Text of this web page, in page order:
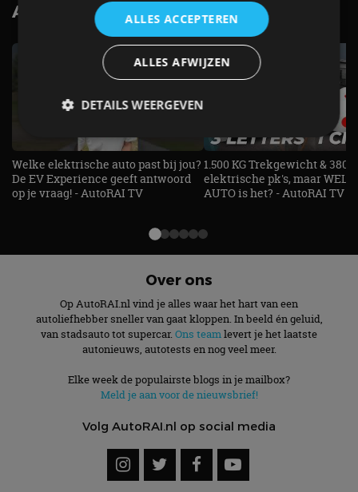
AutoRAI.nl TV
Welke elektrische auto past bij jou?
De EV Experience geeft antwoord
op je vraag! - AutoRAI TV
1.500 KG Trekgewicht & 380
elektrische pk's, maar
AUTO is het? - AutoRAI TV
Over ons
Op AutoRAI.nl vind je alles waar het hart van een
autoliefhebber sneller van gaat kloppen. In beeld én geluid,
van stadsauto tot supercar. Ons team levert je het laatste
autonieuws, autotests en nog veel meer.
Elke week de populairste blogs in je mailbox?
Meld je aan voor de nieuwsbrief!
Volg AutoRAI.nl op social media
ALLES ACCEPTEREN
ALLES AFWIJZEN
DETAILS WEERGEVEN
Strikt noodzakelijk Prestatie
Targeting
Functioneel
Niet-geclassificeerd
kernfunctionaliteiten van de website mogelijk, zoals
strikt noodzakelijke cookies.
Naam
Aanbieder /
Domein
Vervaldatum
cf_clearance
Cloudflare,
Inc.
.autorai.nl
1 jaar
Deze